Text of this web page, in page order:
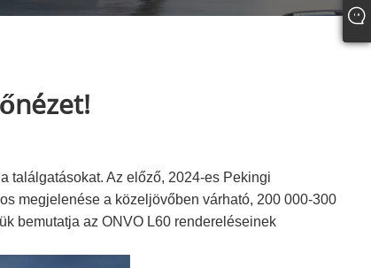
találgatásokat. Az előző, 2024-es Pekingi
megjelenése a közeljövőben várható, 200 000-300
bemutatja az ONVO L60 rendereléseinek